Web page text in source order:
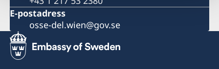
E-postadress
osse-del.wien@gov.se